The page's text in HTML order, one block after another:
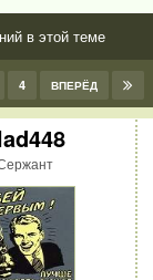
в этой теме
4 ВПЕРЁД